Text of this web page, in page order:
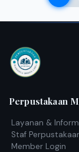
Perpustakaan
Layanan &
Staf
Member Login